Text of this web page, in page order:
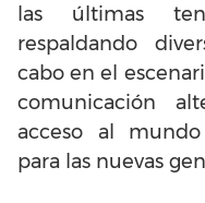
las últimas
respaldando
cabo en el
comunicación
acceso al
para las nuevas